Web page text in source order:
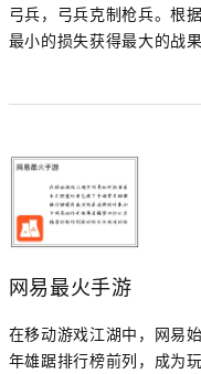
弓兵，弓兵克制枪兵。根
最小的损失获得最大的战
网易最火手游
在移动游戏江湖中，网易
年雄踞排行榜前列，成为